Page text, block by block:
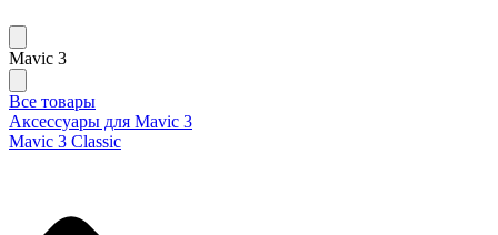
Mavic 3
Все товары
Аксессуары для Mavic 3
Mavic 3 Classic